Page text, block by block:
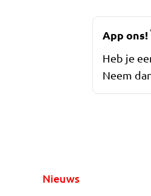
App ons!
Heb je
Neem
Nieuws